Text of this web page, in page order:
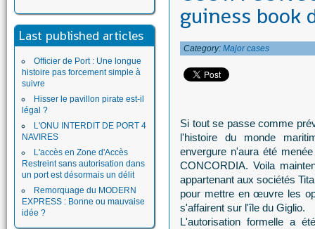
Last published articles
Officier de Port : Une longue
histoire pas forcement simple à
suivre
Hisser le pavillon pirate est-il
légal ?
L'ONU INTERDIT DE PORT 4
NAVIRES
L'accès en Zone d'Accès
Restreint sans autorisation dans
un port est désormais un délit
Remorquage du MODERN
EXPRESS : Bonne ou mauvaise
idée ?
guiness book
Category: Major cases
Si tout se passe comme
l'histoire du monde
envergure n'aura été
CONCORDIA. Voila
appartenant aux sociétés
pour mettre en œuvre les
s'affairent sur l'île du Giglio.
L'autorisation formelle a